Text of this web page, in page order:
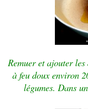
Remuer et ajouter
à feu doux environ
légumes. Dans